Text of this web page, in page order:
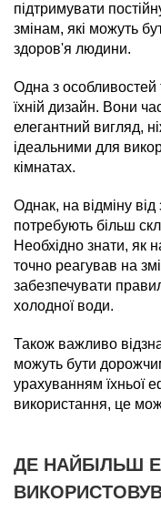
підтримувати
змінам, які можуть
здоров'я людини.
Одна з
їхній дизайн. Вони
елегантний вигляд,
ідеальними для
кімнатах.
Однак, на відміну
потребують більш
Необхідно знати, як
точно реагував на
забезпечувати
холодної води.
Також важливо
можуть бути
урахуванням їхньої
використання, це
ДЕ НАЙБІЛЬШ